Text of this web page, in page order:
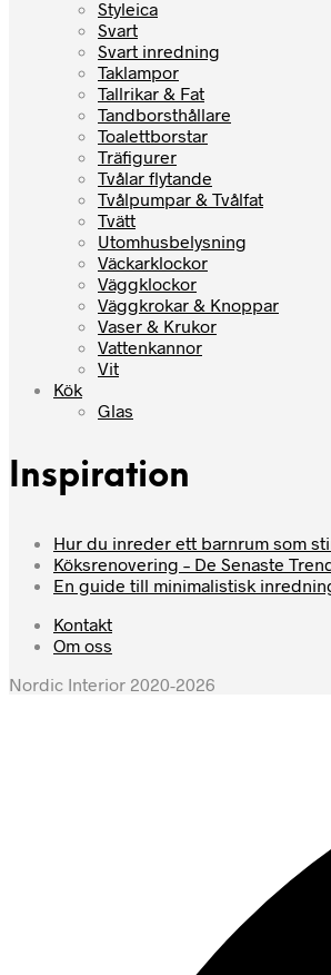
Styleica
Svart
Svart inredning
Taklampor
Tallrikar & Fat
Tandborsthållare
Toalettborstar
Träfigurer
Tvålar flytande
Tvålpumpar & Tvålfat
Tvätt
Utomhusbelysning
Väckarklockor
Väggklockor
Väggkrokar & Knoppar
Vaser & Krukor
Vattenkannor
Vit
Kök
Glas
Inspiration
Hur du inreder ett barnrum som
Köksrenovering – De Senaste
En guide till minimalistisk
Kontakt
Om oss
Nordic Interior 2020-2026